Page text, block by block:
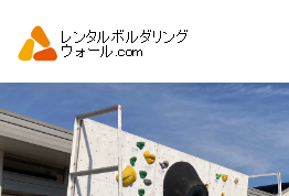
へ
ス
キ
ッ
トップ 自動見積り 商品一覧